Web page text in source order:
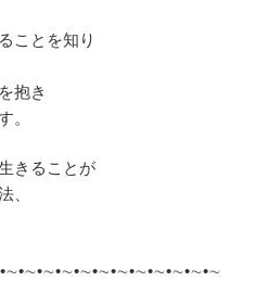
ことを知り
抱き
。
きることが
、